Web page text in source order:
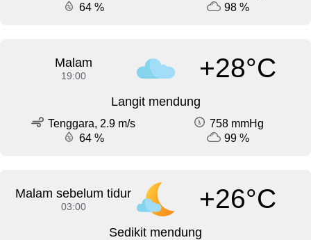
64 %
98 %
Malam
19:00 +28°C
Langit mendung
Tenggara, 2.9 m/s
758 mmHg
64 %
99 %
Malam sebelum tidur
03:00 +26°C
Sedikit mendung